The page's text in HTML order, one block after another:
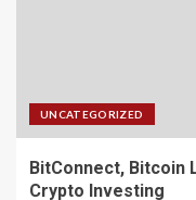
UNCATEGORIZED
BitConnect, Bitcoin
Crypto Investing